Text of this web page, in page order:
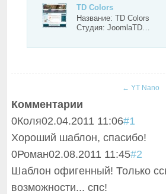
TD Colors
Название: TD Colors
Студия: JoomlaTD…
← YT Nano
Комментарии
0Коля02.04.2011 11:06#1
Хороший шаблон, спасибо!
0Роман02.08.2011 11:45#2
Шаблон офигенный! Только
возможности... спс!